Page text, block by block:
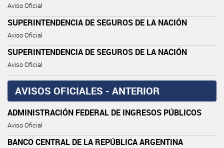
Aviso Oficial
SUPERINTENDENCIA DE SEGUROS DE LA NACIÓN
Aviso Oficial
SUPERINTENDENCIA DE SEGUROS DE LA NACIÓN
Aviso Oficial
AVISOS OFICIALES - ANTERIOR
ADMINISTRACIÓN FEDERAL DE INGRESOS PÚBLICOS
Aviso Oficial
BANCO CENTRAL DE LA REPÚBLICA ARGENTINA